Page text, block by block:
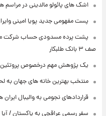
اشک های پائولو مالدینی در مراسم
پست مفهومی جدید پویا امینی
پشت پرده‌ مسدودی حساب شرکت
صف ۳ بانک طلبکار
یک پژوهش مهم درخصوص پروتئین
منتخب بهترین خانه های جهان به
قراردادهای نجومی به والیبال
سفر رسمی عراقچی به پاکستان /